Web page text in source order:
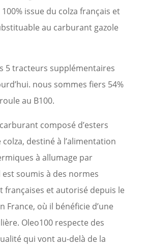
issue du colza français et
au carburant gazole
5 tracteurs supplémentaires
nous sommes fiers 54%
au B100.
composé d’esters
destiné à l’alimentation
à allumage par
soumis à des normes
françaises et autorisé depuis le
France, où il bénéficie d’une
Oleo100 respecte des
qui vont au-delà de la